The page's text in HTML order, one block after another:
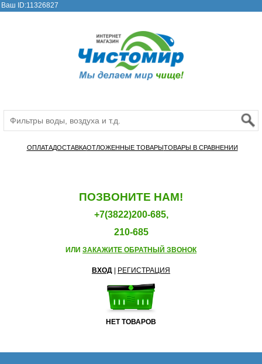
Ваш ID:11326827
ОПЛАТАДОСТАВКАОТЛОЖЕННЫЕ ТОВАРЫТОВАРЫ В СРАВНЕНИИ
ПОЗВОНИТЕ НАМ!
+7(3822)200-685,
210-685
ИЛИ ЗАКАЖИТЕ ОБРАТНЫЙ ЗВОНОК
ВХОД РЕГИСТРАЦИЯ
НЕТ ТОВАРОВ